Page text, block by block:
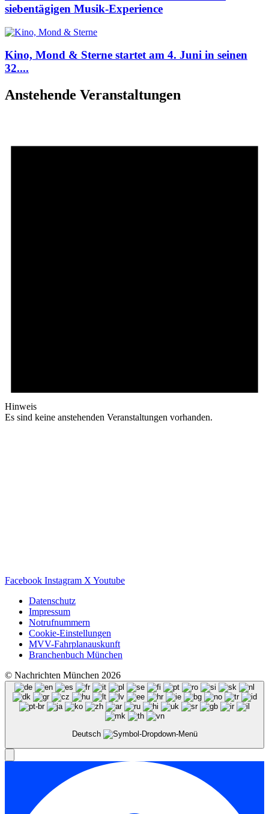
siebentägigen Musik-Experience
Kino, Mond & Sterne startet am 4. Juni in seinen
32....
Anstehende Veranstaltungen
Hinweis
Es sind keine anstehenden Veranstaltungen vorhanden.
Facebook Instagram XYoutube
Datenschutz
Impressum
Notrufnummern
Cookie-Einstellungen
MVV-Fahrplanauskunft
Branchenbuch München
© Nachrichten München 2026
Deutsch